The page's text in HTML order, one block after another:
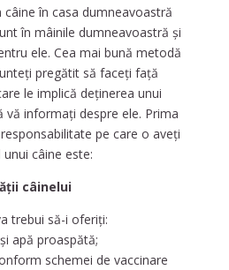
în casa dumneavoastră
în mâinile dumneavoastră și
ele. Cea mai bună metodă
pregătit să faceți față
le implică deținerea unui
vă informați despre ele. Prima
pe care o aveți
câine este:
câinelui
trebui să-i oferiți:
apă proaspătă;
schemei de vaccinare